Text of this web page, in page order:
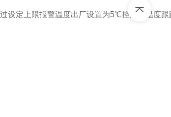
设定上限报警温度出厂设置为5℃控温仪温度跟